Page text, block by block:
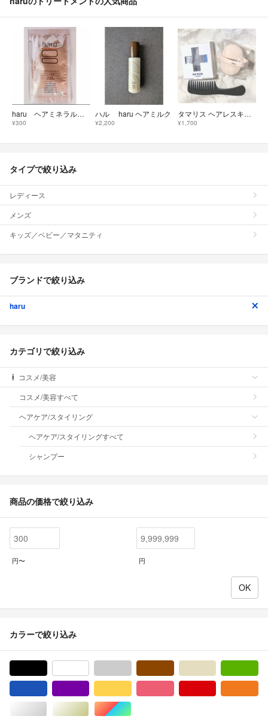
haru ヘアミネラルエッセンス サンプル 洗い流さない エッセンス ヘアオイル
¥300
ハル haru ヘアミルク
¥2,200
タマリス ヘアレスキュー クリニックシステム haru シャンプーブラシ
¥1,700
タイプで絞り込み
レディース
メンズ
キッズ／ベビー／マタニティ
ブランドで絞り込み
haru
カテゴリで絞り込み
コスメ/美容
コスメ/美容すべて
ヘアケア/スタイリング
ヘアケア/スタイリングすべて
シャンプー
商品の価格で絞り込み
円〜 円
カラーで絞り込み
シルバー/銀色系ゴールド/金色系マルチカラー